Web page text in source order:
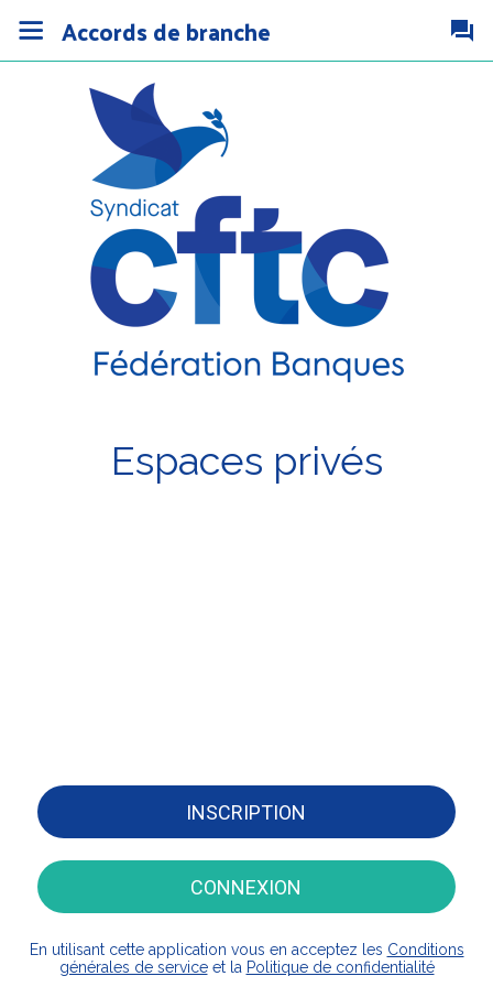
Accords de branche
Espaces privés
INSCRIPTION
CONNEXION
En utilisant cette application vous en acceptez les Conditions
générales de serviceet la Politique de confidentialité